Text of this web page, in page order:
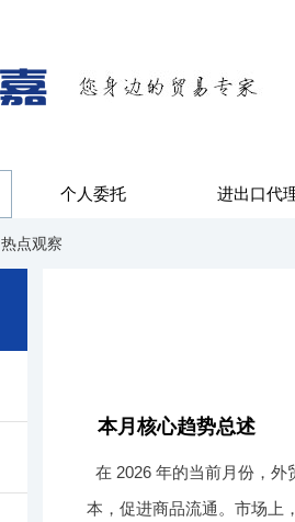
个人委托 进出口代
热点观察
本月核心趋势总述
在 2026 年的当前月份，
本，促进商品流通。市场上